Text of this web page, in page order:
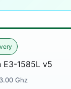
E3-1585L v5
Ghz